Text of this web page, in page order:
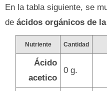
En la tabla siguiente, se
de ácidos orgánicos de
Nutriente Cantidad
Ácido
acetico
0 g.